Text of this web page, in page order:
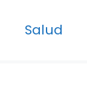
Salud